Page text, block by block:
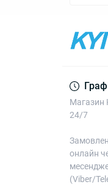
Магазин
24/7
онлайн
(Viber/